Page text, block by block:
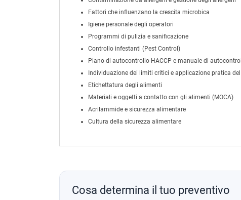
Fattori che influenzano la crescita microbica
Igiene personale degli operatori
Programmi di pulizia e sanificazione
Controllo infestanti (Pest Control)
Piano di autocontrollo HACCP e manuale di
Individuazione dei limiti critici e applicazione pratica
Etichettatura degli alimenti
Materiali e oggetti a contatto con gli alimenti (MOCA)
Acrilammide e sicurezza alimentare
Cultura della sicurezza alimentare
Cosa determina il tuo preventivo